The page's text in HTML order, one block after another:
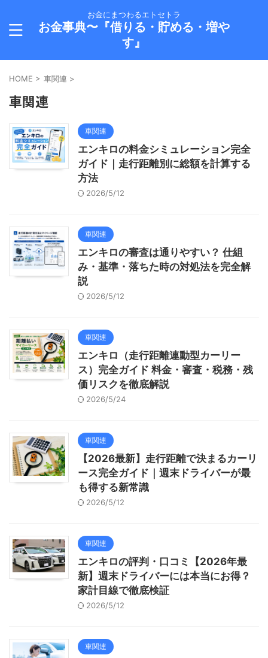
お金にまつわるエトセトラ
お金事典〜『借りる・貯める・増や
す』
HOME > 車関連 >
車関連
車関連
エンキロの料金シミュレーション完全
ガイド｜走行距離別に総額を計算する
方法
2026/5/12
車関連
エンキロの審査は通りやすい？ 仕組
み・基準・落ちた時の対処法を完全解
説
2026/5/12
車関連
エンキロ（走行距離連動型カーリー
ス）完全ガイド 料金・審査・税務・残
価リスクを徹底解説
2026/5/24
車関連
【2026最新】走行距離で決まるカーリ
ース完全ガイド｜週末ドライバーが最
も得する新常識
2026/5/12
車関連
エンキロの評判・口コミ【2026年最
新】週末ドライバーには本当にお得？
家計目線で徹底検証
2026/5/12
車関連